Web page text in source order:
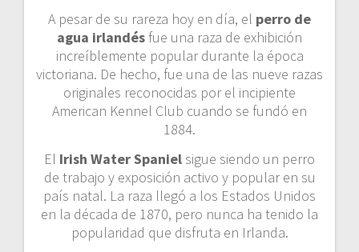
A pesar de su rareza hoy en día, el perro de
agua irlandés fue una raza de exhibición
increíblemente popular durante la época
victoriana. De hecho, fue una de las nueve razas
originales reconocidas por el incipiente
American Kennel Club cuando se fundó en
1884.
El Irish Water Spaniel sigue siendo un perro
de trabajo y exposición activo y popular en su
país natal. La raza llegó a los Estados Unidos
en la década de 1870, pero nunca ha tenido la
popularidad que disfruta en Irlanda.